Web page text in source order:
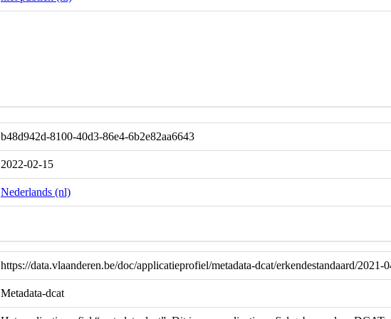
b48d942d-8100-40d3-86e4-6b2e82aa6643
2022-02-15
Nederlands (nl)
https://data.vlaanderen.be/doc/applicatieprofiel/metadata-dcat/erkendestandaard/2021-
Metadata-dcat